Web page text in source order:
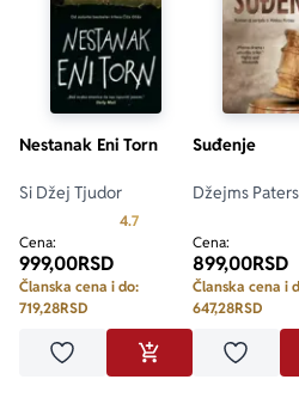
Nestanak Eni Torn
Si Džej Tjudor
4.7Prosecna ocena je 4.7 od
Cena:
999,00RSD
Članska cena i do:
719,28RSD
Dodaj u omiljeneDODAJ U KORPU
Suđenje
Džejms
Cena:
899,00RSD
Članska cena i
647,28RSD
Dodaj